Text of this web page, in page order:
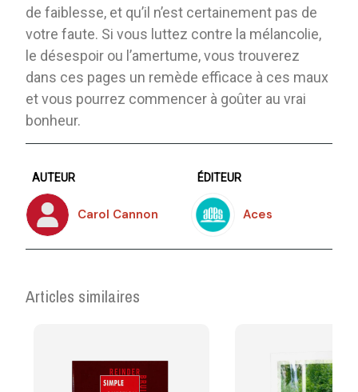
de faiblesse, et qu’il n’est certainement pas de
votre faute. Si vous luttez contre la mélancolie,
le désespoir ou l’amertume, vous trouverez
dans ces pages un remède efficace à ces maux
et vous pourrez commencer à goûter au vrai
bonheur.
AUTEUR
Carol Cannon
ÉDITEUR
Aces
Articles similaires